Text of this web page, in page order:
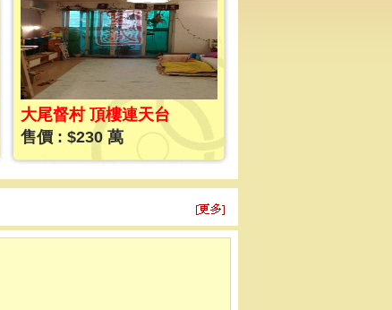
大尾督村 頂樓連天台
售價 : $230 萬